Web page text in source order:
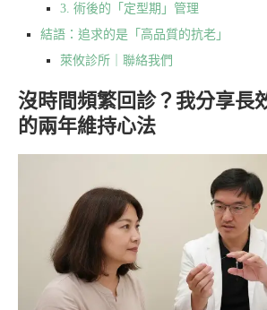
3. 術後的「定型期」管理
結語：追求的是「高品質的抗老」
萊攸診所｜聯絡我們
沒時間頻繁回診？我分享長
的兩年維持心法